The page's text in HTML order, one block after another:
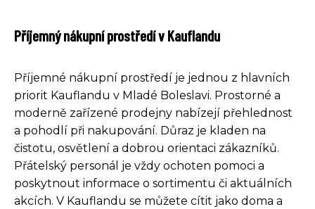
Příjemný nákupní prostředí v Kauflandu
Příjemné nákupní prostředí je jednou z hlavních
priorit Kauflandu v Mladé Boleslavi. Prostorné a
moderně zařízené prodejny nabízejí přehlednost
a pohodlí při nakupování. Důraz je kladen na
čistotu, osvětlení a dobrou orientaci zákazníků.
Přátelský personál je vždy ochoten pomoci a
poskytnout informace o sortimentu či aktuálních
akcích. V Kauflandu se můžete cítit jako doma a